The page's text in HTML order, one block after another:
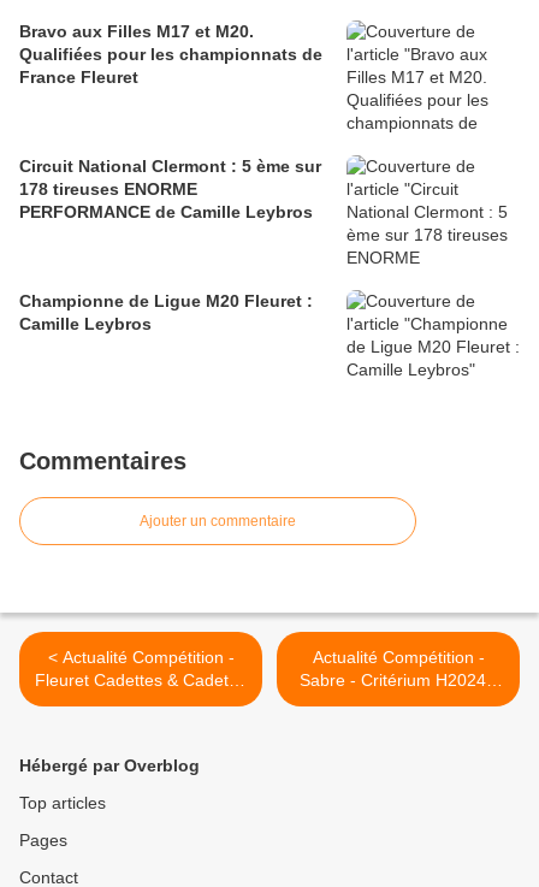
bientôt
Bravo aux Filles M17 et M20.
Qualifiées pour les championnats de
France Fleuret
Circuit National Clermont : 5 ème sur
178 tireuses ENORME
PERFORMANCE de Camille Leybros
Championne de Ligue M20 Fleuret :
Camille Leybros
Commentaires
Ajouter un commentaire
< Actualité Compétition -
Fleuret Cadettes & Cadets -
Championnat IDF Individuel
Actualité Compétition -
Sabre - Critérium H2024 -
28 novembre 2015 à
Hébergé par Overblog
Top articles
Pages
Contact